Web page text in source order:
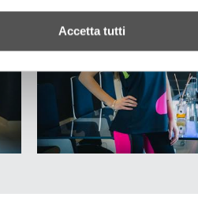
Accetta tutti